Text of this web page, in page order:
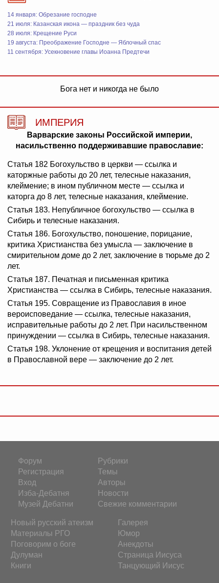
14 января: Обрезание господне
21 июля: Казанская икона — праздник без чуда
28 июля: Крещение Руси
19 августа: Преображение Господне — Яблочный спас
11 сентября: Усекновение главы Иоанна Предтечи
Бога нет и никогда не было
ИМПЕРИЯ
Варварские законы Российской империи,
насильственно поддерживавшие православие:
Статья 182 Богохульство в церкви — ссылка и
каторжные работы до 20 лет, телесные наказания,
клеймение; в ином публичном месте — ссылка и
каторга до 8 лет, телесные наказания, клеймение.
Статья 183. Непубличное богохульство — ссылка в
Сибирь и телесные наказания.
Статья 186. Богохульство, поношение, порицание,
критика Христианства без умысла — заключение в
смирительном доме до 2 лет, заключение в тюрьме до 2
лет.
Статья 187. Печатная и письменная критика
Христианства — ссылка в Сибирь, телесные наказания.
Статья 195. Совращение из Православия в иное
вероисповедание — ссылка, телесные наказания,
исправительные работы до 2 лет. При насильственном
принуждении — ссылка в Сибирь, телесные наказания.
Статья 198. Уклонение от крещения и воспитания детей
в Православной вере — заключение до 2 лет.
Форум
Регистрация
Вход
Изба-Дебатня
Музей Дебатни
Рубрики
Темы
Авторы
Новости
Свежие комментарии
Новый русский атеизм
Материалы РГО
Поговорим о боге
Дулуман
Книги
Галерея
Юмор
Анекдоты
Страница Иисуса
Танцующий Иисус